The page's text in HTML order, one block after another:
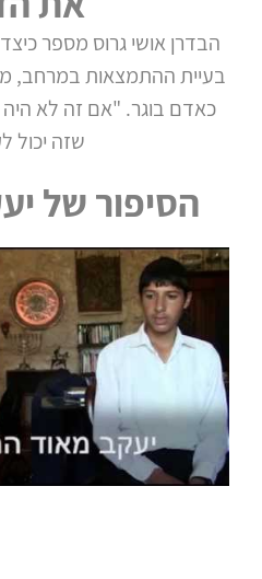
הבדרן אושי גרוס מספר
בעיית ההתמצאות במרחב,
כאדם בוגר. "אם זה לא היה
שזה יכול
הסיפור של